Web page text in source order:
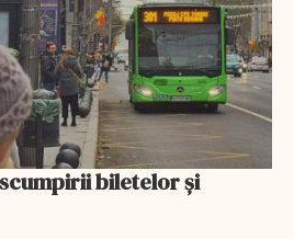
scumpirii biletelor și